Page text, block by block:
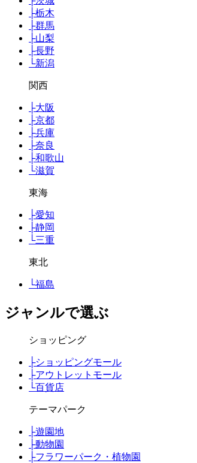
├栃木
├群馬
├山梨
├長野
└新潟
関西
├大阪
├京都
├兵庫
├奈良
├和歌山
└滋賀
東海
├愛知
├静岡
└三重
東北
└福島
ジャンルで選ぶ
ショッピング
├ショッピングモール
├アウトレットモール
└百貨店
テーマパーク
├遊園地
├動物園
├フラワーパーク・植物園